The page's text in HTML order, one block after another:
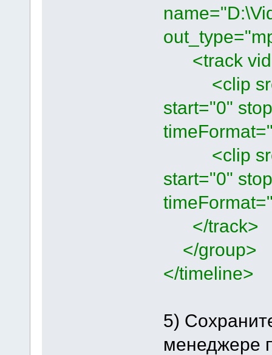
<track
<clip
start="0"
<clip
start="0"
</track>
</group>
</timeline>
5)
менеджере